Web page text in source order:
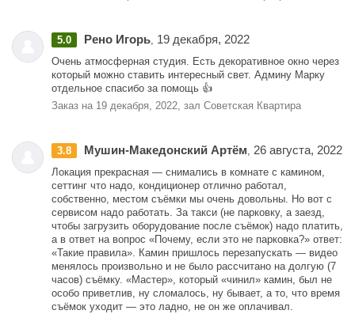
5.0 Рено Игорь, 19 декабря, 2022
Очень атмосферная студия. Есть декоративное окно через
который можно ставить интересный свет. Админу Марку
отдельное спасибо за помощь 👍
Заказ на 19 декабря, 2022, зал Советская Квартира
3.8 Мушин-Македонский Артём, 26 августа, 2022
Локация прекрасная — снимались в комнате с камином,
сеттинг что надо, кондиционер отлично работал,
собственно, местом съёмки мы очень довольны. Но вот с
сервисом надо работать. За такси (не парковку, а заезд,
чтобы загрузить оборудование после съёмок) надо платить,
а в ответ на вопрос «Почему, если это не парковка?» ответ:
«Такие правила». Камин пришлось перезапускать — видео
менялось произвольно и не было рассчитано на долгую (7
часов) съёмку. «Мастер», который «чинил» камин, был не
особо приветлив, ну сломалось, ну бывает, а то, что время
съёмок уходит — это ладно, не он же оплачивал.